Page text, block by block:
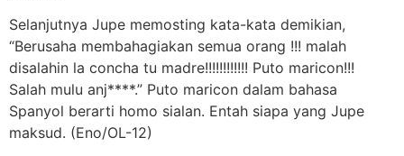
Selanjutnya Jupe memosting kata-kata demikian,
“Berusaha membahagiakan semua orang !!! malah
disalahin la concha tu madre!!!!!!!!!!!! Puto maricon!!!
Salah mulu anj****.” Puto maricon dalam bahasa
Spanyol berarti homo sialan. Entah siapa yang Jupe
maksud. (Eno/OL-12)